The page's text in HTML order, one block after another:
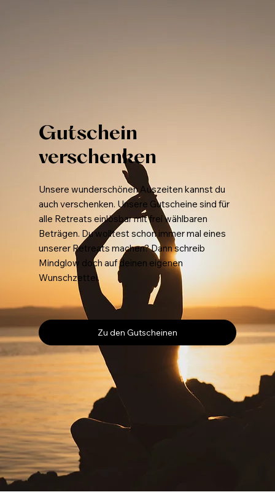
Gutschein
verschenken
Unsere wunderschönen Auszeiten kannst du
auch verschenken. Unsere Gutscheine sind für
alle Retreats einlösbar mit frei wählbaren
Beträgen. Du wolltest schon immer mal eines
unserer Retreats machen? Dann schreib
Mindglow doch auf deinen eigenen
Wunschzettel.
Zu den Gutscheinen